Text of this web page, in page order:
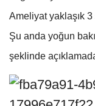
Ameliyat yaklaşık 3
Şu anda yoğun
şeklinde